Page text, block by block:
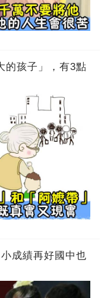
的孩子」，有3點
成績再好國中也